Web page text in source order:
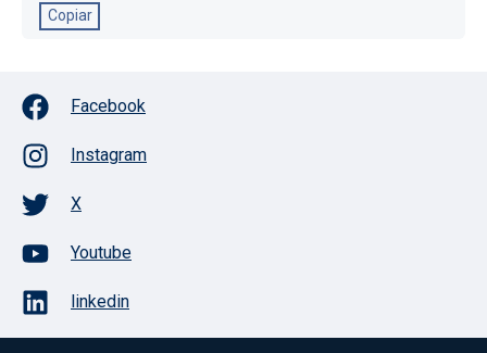
Copiar
Facebook
Instagram
X
Youtube
linkedin